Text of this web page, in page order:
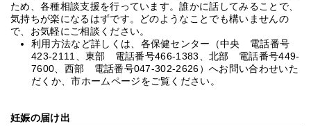
ため、各種相談支援を行っています。誰かに話してみることで、
気持ちが楽になるはずです。どのようなことでも構いませんの
で、お気軽にご相談ください。
利用方法など詳しくは、各保健センター（中央 電話番号
423-2111、東部 電話番号466-1383、北部 電話番号449-
7600、西部 電話番号047-302-2626）へお問い合わせいた
だくか、市ホームページをご覧ください。
妊娠の届け出